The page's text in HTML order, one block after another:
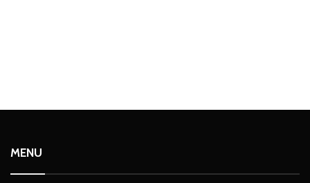
MENU